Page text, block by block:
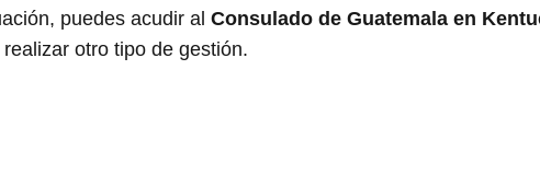
puedes acudir al Consulado de Guatemala en
realizar otro tipo de gestión.